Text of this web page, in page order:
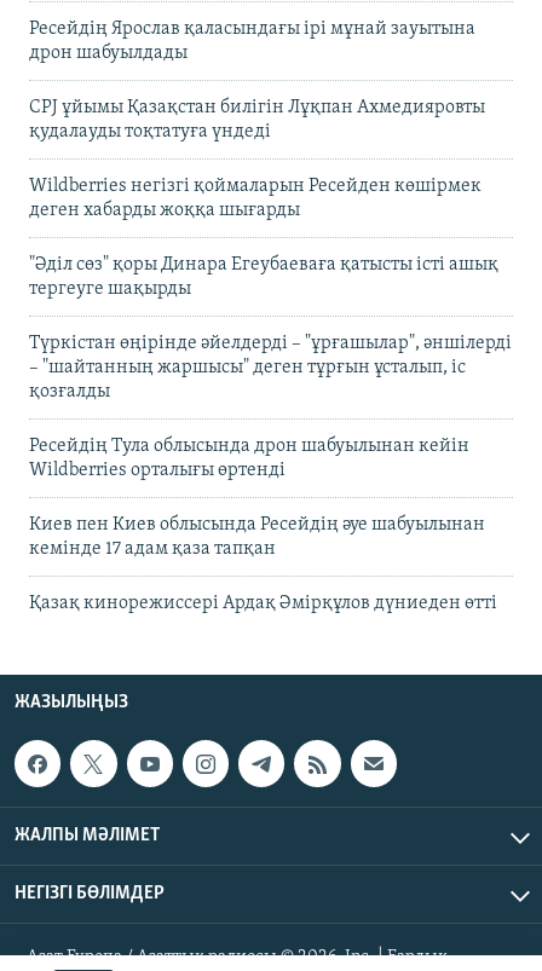
Ресейдің Ярослав қаласындағы ірі мұнай зауытына
дрон шабуылдады
CPJ ұйымы Қазақстан билігін Лұқпан Ахмедияровты
қудалауды тоқтатуға үндеді
Wildberries негізгі қоймаларын Ресейден көшірмек
деген хабарды жоққа шығарды
"Әділ сөз" қоры Динара Егеубаеваға қатысты істі ашық
тергеуге шақырды
Түркістан өңірінде әйелдерді – "ұрғашылар", әншілерді
– "шайтанның жаршысы" деген тұрғын ұсталып, іс
қозғалды
Ресейдің Тула облысында дрон шабуылынан кейін
Wildberries орталығы өртенді
Киев пен Киев облысында Ресейдің әуе шабуылынан
кемінде 17 адам қаза тапқан
Қазақ кинорежиссері Ардақ Әмірқұлов дүниеден өтті
ЖАЗЫЛЫҢЫЗ
ЖАЛПЫ МӘЛІМЕТ
НЕГІЗГІ БӨЛІМДЕР
Азат Еуропа / Азаттық радиосы © 2026, Inc. | Барлық